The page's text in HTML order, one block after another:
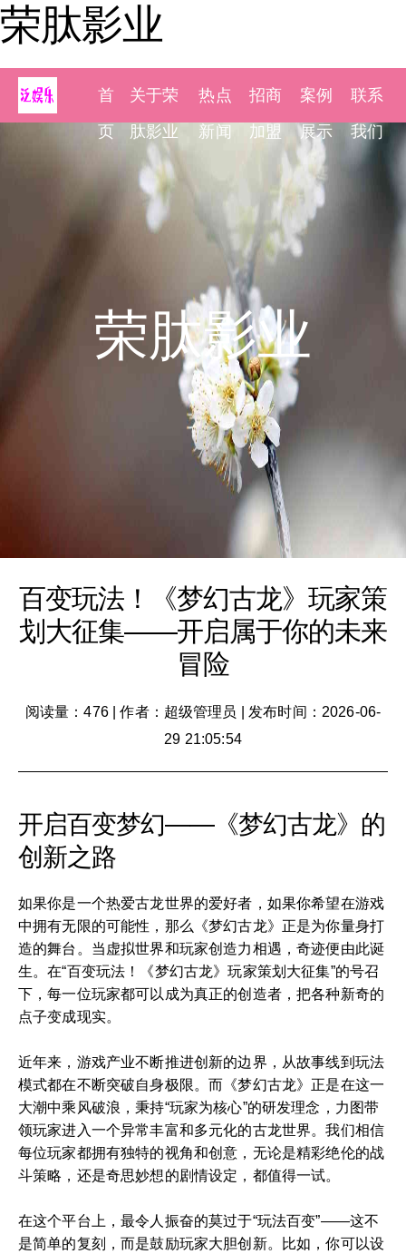
荣肽影业
首
页
关于荣
肽影业
热点
新闻
招商
加盟
案例
展示
联系
我们
荣肽影业
百变玩法！《梦幻古龙》玩家策
划大征集——开启属于你的未来
冒险
阅读量：476|作者：超级管理员
发布时间：2026-06-
29 21:05:54
开启百变梦幻——《梦幻古龙》的
创新之路
如果你是一个热爱古龙世界的爱好者，如果你希望在游戏
中拥有无限的可能性，那么《梦幻古龙》正是为你量身打
造的舞台。当虚拟世界和玩家创造力相遇，奇迹便由此诞
生。在“百变玩法！《梦幻古龙》玩家策划大征集”的号召
下，每一位玩家都可以成为真正的创造者，把各种新奇的
点子变成现实。
近年来，游戏产业不断推进创新的边界，从故事线到玩法
模式都在不断突破自身极限。而《梦幻古龙》正是在这一
大潮中乘风破浪，秉持“玩家为核心”的研发理念，力图带
领玩家进入一个异常丰富和多元化的古龙世界。我们相信
每位玩家都拥有独特的视角和创意，无论是精彩绝伦的战
斗策略，还是奇思妙想的剧情设定，都值得一试。
在这个平台上，最令人振奋的莫过于“玩法百变”——这不
是简单的复刻，而是鼓励玩家大胆创新。比如，你可以设